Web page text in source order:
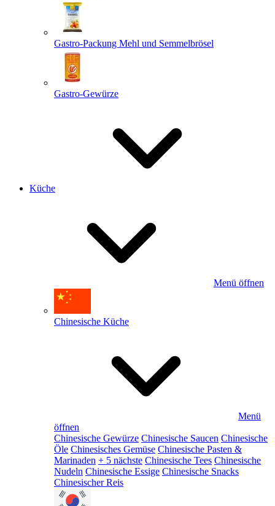
Gastro-Packung Mehl und Semmelbrösel
Gastro-Gewürze
Küche
Menü öffnen
Chinesische Küche
Menü
öffnen
Chinesische Gewürze Chinesische Saucen Chinesische
Öle Chinesisches Gemüse Chinesische Pasten &
Marinaden + 5 nächste Chinesische Tees Chinesische
Nudeln Chinesische Essige Chinesische Snacks
Chinesischer Reis